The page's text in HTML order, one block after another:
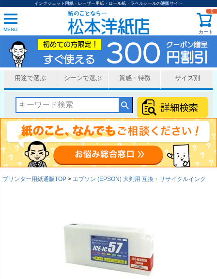
インクジェット用紙・レーザー用紙・ロール紙・ラベルシールの通販サイト
MENU カート
0
用途で選ぶ シーンで選ぶ 質感・特徴 サイズ別
プリンター用紙通販TOP エプソン (EPSON) 大判用 互換・リサイクルインク